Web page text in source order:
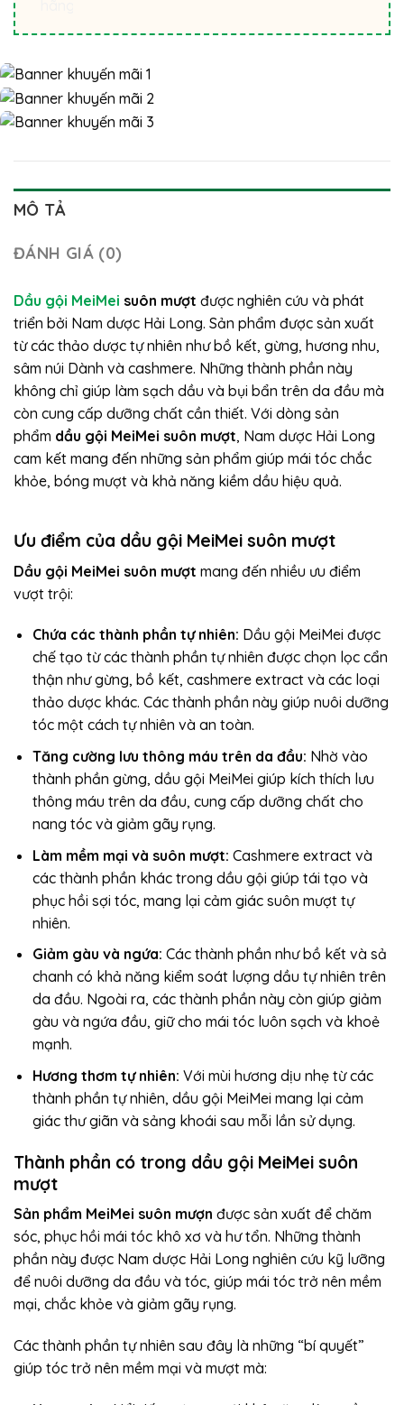
MÔ TẢ
ĐÁNH GIÁ (0)
Dầu gội MeiMei suôn mượt được nghiên cứu và phát
triển bởi Nam dược Hải Long. Sản phẩm được sản xuất
từ các thảo dược tự nhiên như bồ kết, gừng, hương nhu,
sâm núi Dành và cashmere. Những thành phần này
không chỉ giúp làm sạch dầu và bụi bẩn trên da đầu mà
còn cung cấp dưỡng chất cần thiết. Với dòng sản
phẩm dầu gội MeiMei suôn mượt, Nam dược Hải Long
cam kết mang đến những sản phẩm giúp mái tóc chắc
khỏe, bóng mượt và khả năng kiềm dầu hiệu quả.
Ưu điểm của dầu gội MeiMei suôn mượt
Dầu gội MeiMei suôn mượt mang đến nhiều ưu điểm
vượt trội:
Chứa các thành phần tự nhiên: Dầu gội MeiMei được
chế tạo từ các thành phần tự nhiên được chọn lọc cẩn
thận như gừng, bồ kết, cashmere extract và các loại
thảo dược khác. Các thành phần này giúp nuôi dưỡng
tóc một cách tự nhiên và an toàn.
Tăng cường lưu thông máu trên da đầu: Nhờ vào
thành phần gừng, dầu gội MeiMei giúp kích thích lưu
thông máu trên da đầu, cung cấp dưỡng chất cho
nang tóc và giảm gãy rụng.
Làm mềm mại và suôn mượt: Cashmere extract và
các thành phần khác trong dầu gội giúp tái tạo và
phục hồi sợi tóc, mang lại cảm giác suôn mượt tự
nhiên.
Giảm gàu và ngứa: Các thành phần như bồ kết và sả
chanh có khả năng kiểm soát lượng dầu tự nhiên trên
da đầu. Ngoài ra, các thành phần này còn giúp giảm
gàu và ngứa đầu, giữ cho mái tóc luôn sạch và khoẻ
mạnh.
Hương thơm tự nhiên: Với mùi hương dịu nhẹ từ các
thành phần tự nhiên, dầu gội MeiMei mang lại cảm
giác thư giãn và sảng khoái sau mỗi lần sử dụng.
Thành phần có trong dầu gội MeiMei suôn
mượt
Sản phẩm MeiMei suôn mượn được sản xuất để chăm
sóc, phục hồi mái tóc khô xơ và hư tổn. Những thành
phần này được Nam dược Hải Long nghiên cứu kỹ lưỡng
để nuôi dưỡng da đầu và tóc, giúp mái tóc trở nên mềm
mại, chắc khỏe và giảm gãy rụng.
Các thành phần tự nhiên sau đây là những “bí quyết”
giúp tóc trở nên mềm mại và mượt mà: